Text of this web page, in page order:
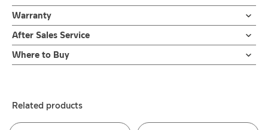
ชุดฟลัชชักโครก อะไหล่ชักโครก แกนน้ำเข้าชักโครก ลูกลอยในตัว ชุด
อะไหล่ชักโครกแบบมีปุ่มกดด้านบน สามารถใช้กับสุขภัณฑ์ชักโครก แบบ
ชิ้นเดียวทั่วไปได้ทุกยี่ห้อตามมาตรฐานทุกรุ่น ปุ่มกดออกแบบให้มีปุ่มกด
คู่สำหรับน้ำ 3 ลิตร 6 ลิตร ทำให้ประหยัดน้ำ มีตัวกรองสำหรับกรองสิ่ง
สกปรก วัสดุคุณภาพดี แข็งแรง รับประกัน 2 ปี
คำแนะนำในการดูแลรักษาผลิตภัณฑ์
1. ไม่ทำสินค้าให้เกิดความเสียหายอื่น ๆ นอกจากการใช้งานปกติ เช่นไม่
ทำตก ไม่งัดหรือโยกสินค้าแรงๆ
2. ทำความสะอาดสินค้าโดยการใช้ผ้านุ่มๆชุบน้ำหมาดๆแล้วเช็ดให้แห้ง
3. ห้ามใช้สารเคมีที่มีฤทธิ์เป็นกรด ในการทำความสะอาด เนื่องจากผิว
บนตัวสินค้า ซึ่งจะสร้างความเสียหายให้เกิดขึ้นกับผิวของสินค้าได้
Warranty
รับประกัน 2 ปี
After Sales Service
Online Platform
– Email: contact@charnpaiboon.com
Where to Buy
– Shopee
–Lazada
Related products